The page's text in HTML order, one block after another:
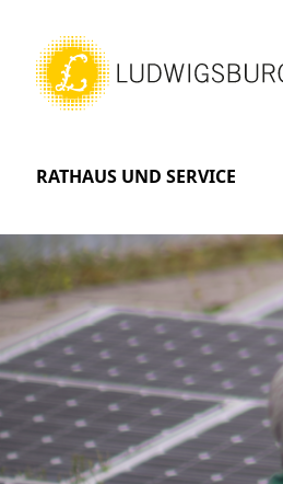
RATHAUS UND SERVICE